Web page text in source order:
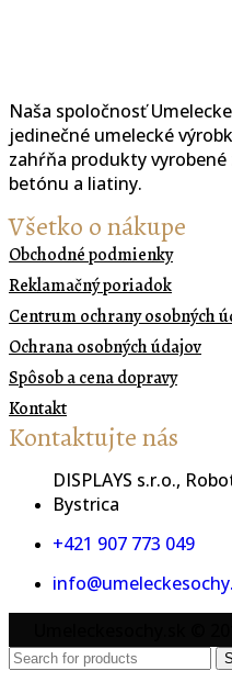
Naša spoločnosť
jedinečné umelecké
zahŕňa produkty
betónu a liatiny.
Všetko o nákupe
Obchodné podmienky
Reklamačný poriadok
Centrum ochrany osobných
Ochrana osobných údajov
Spôsob a cena dopravy
Kontakt
Kontaktujte nás
DISPLAYS s.r.o.,
Bystrica
+421 907 773 049